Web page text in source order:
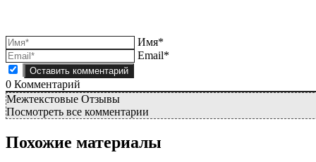
Имя*
Email*
0 Комментарий
Межтекстовые Отзывы
Посмотреть все комментарии
Похожие материалы